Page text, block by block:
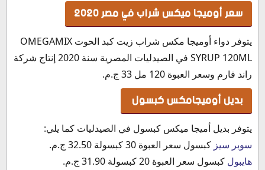
سعر أوميجا ميكس شراب في مصر 2020
يتوفر دواء أوميجا مكس شراب زيت كبد الحوت OMEGAMIX
SYRUP 120ML في الصيدليات المصرية سنة 2020 إنتاج شركة
راند فارم وسعر العبوة 120 مل 33 ج.م.
بديل أوميجامكس كبسول
يتوفر بديل أميجا ميكس كبسول في الصيدليات كما يلي:
سوبر سيز كبسول سعر العبوة 30 كبسولة 32.50 ج.م.
هايبول كبسول سعر العبوة 20 كبسولة 31.90 ج.م.